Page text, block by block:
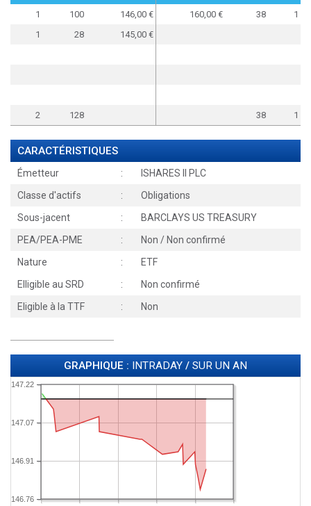
1
100
146,00
1
28 145,00
2 128
160,00
38 1
38 1
CARACTÉRISTIQUES
Émetteur :
ISHARES II PLC
Classe d'actifs
:
Obligations
Sous-jacent
:
BARCLAYS US TREASURY
PEA/PEA-PME
:
Non / Non confirmé
Nature
:
ETF
Elligible au SRD
:
Non confirmé
Eligible à la TTF
: Non
GRAPHIQUE : INTRADAY / SUR UN AN
146.76
146.91
147.07
147.22